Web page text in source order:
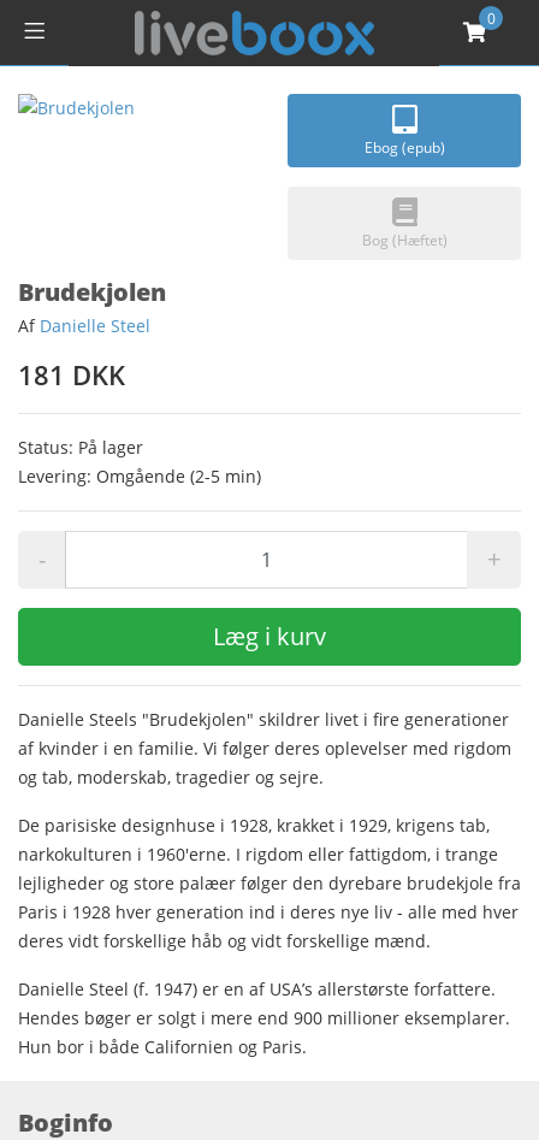
0
Ebog (epub)
Bog (Hæftet)
Brudekjolen
Af Danielle Steel
181 DKK
Status: På lager
Levering: Omgående (2-5 min)
- +
Læg i kurv
Danielle Steels "Brudekjolen" skildrer livet i fire generationer
af kvinder i en familie. Vi følger deres oplevelser med rigdom
og tab, moderskab, tragedier og sejre.
De parisiske designhuse i 1928, krakket i 1929, krigens tab,
narkokulturen i 1960'erne. I rigdom eller fattigdom, i trange
lejligheder og store palæer følger den dyrebare brudekjole fra
Paris i 1928 hver generation ind i deres nye liv - alle med hver
deres vidt forskellige håb og vidt forskellige mænd.
Danielle Steel (f. 1947) er en af USA’s allerstørste forfattere.
Hendes bøger er solgt i mere end 900 millioner eksemplarer.
Hun bor i både Californien og Paris.
Boginfo